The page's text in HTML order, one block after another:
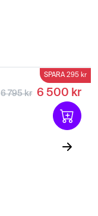
SPARA 295 kr
6 795 kr 6 500 kr